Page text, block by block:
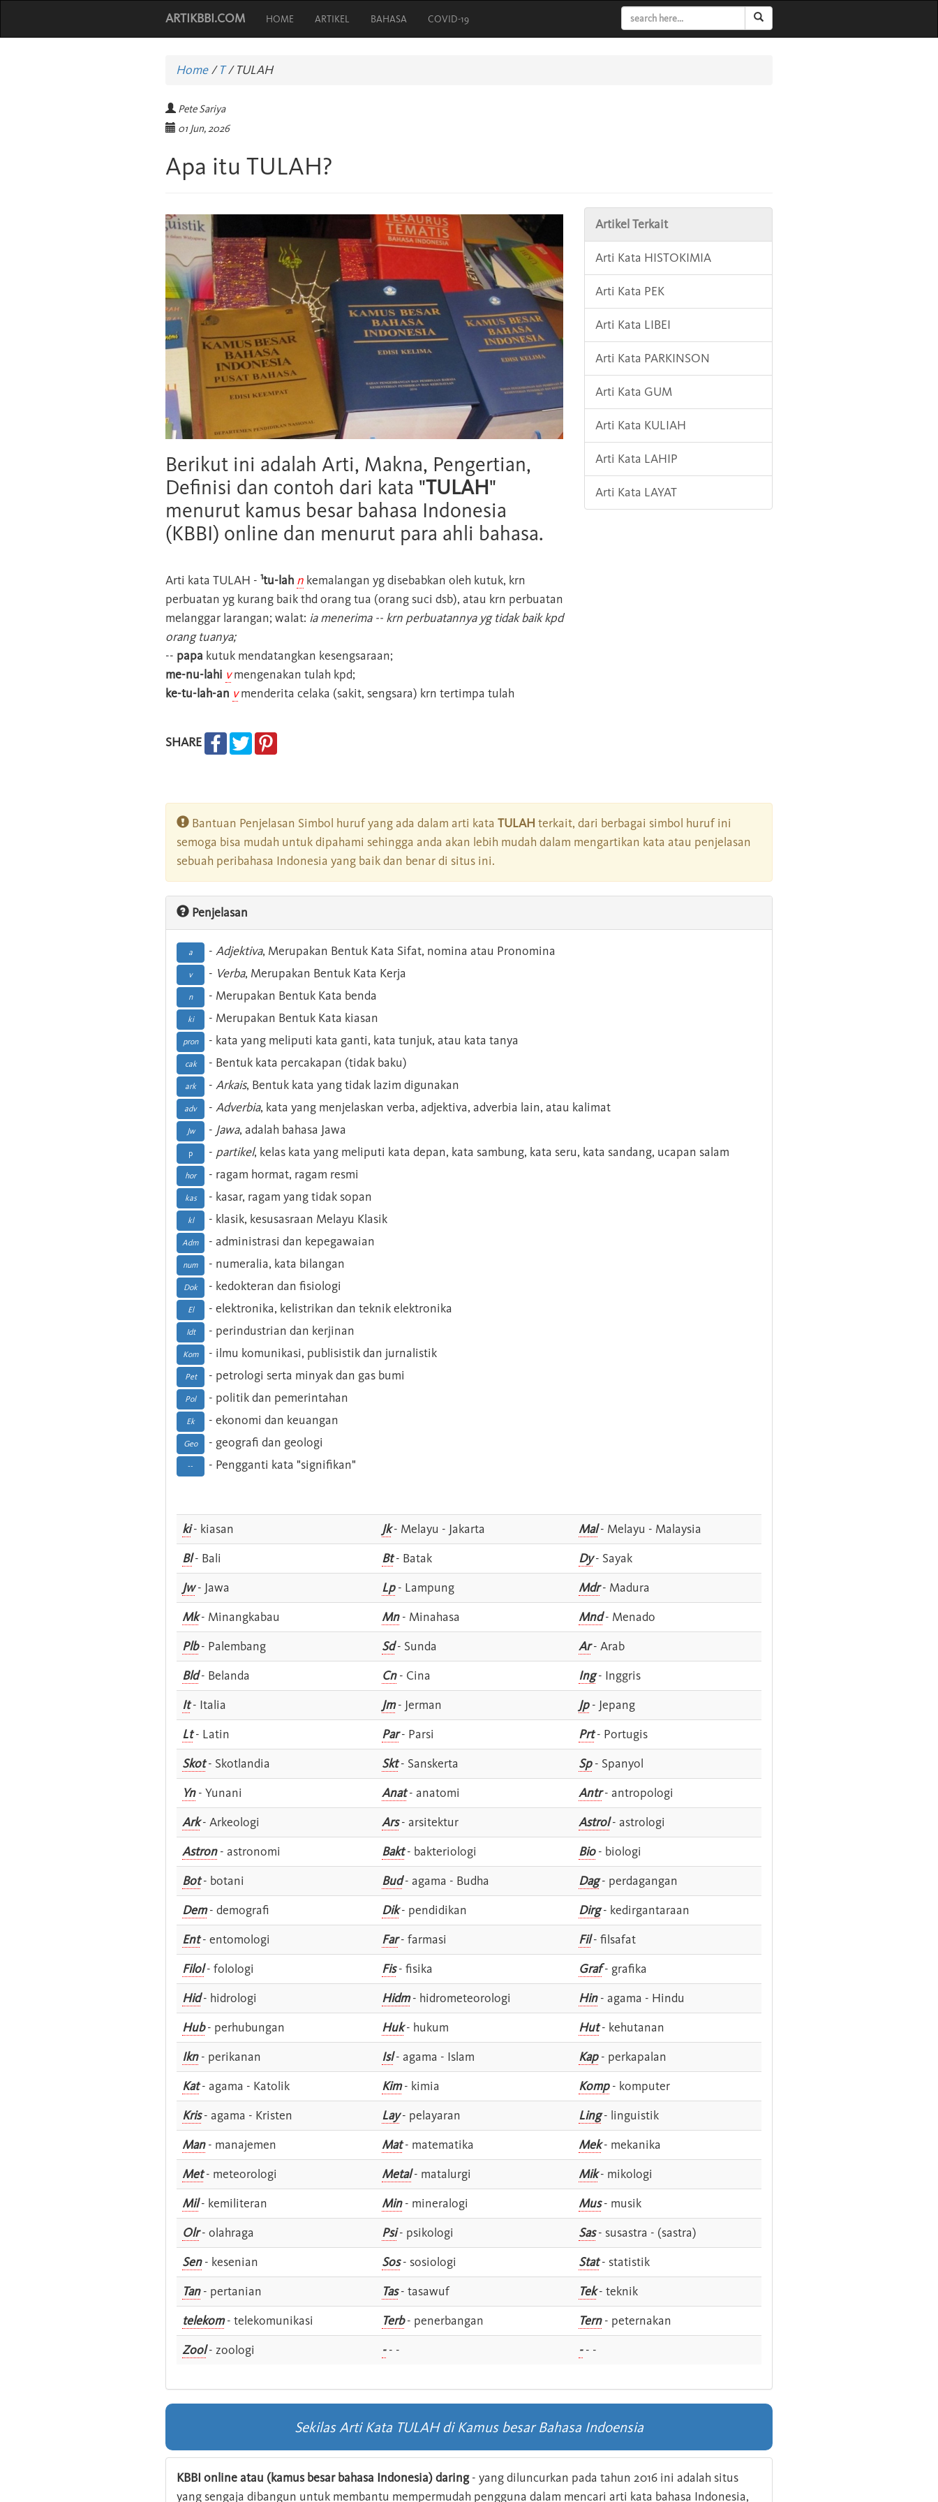
ARTIKBBI.COM HOME ARTIKEL BAHASA COVID-19
Home/T /TULAH
Pete Sariya
01 Jun, 2026
Apa itu TULAH?
Berikut ini adalah Arti, Makna, Pengertian,
Definisi dan contoh dari kata "TULAH"
menurut kamus besar bahasa Indonesia
(KBBI) online dan menurut para ahli bahasa.
Arti kata TULAH - 1tu-lah n kemalangan yg disebabkan oleh kutuk, krn
perbuatan yg kurang baik thd orang tua (orang suci dsb), atau krn perbuatan
melanggar larangan; walat: ia menerima -- krn perbuatannya yg tidak baik kpd
orang tuanya;
-- papa kutuk mendatangkan kesengsaraan;
me-nu-lahi vmengenakan tulah kpd;
ke-tu-lah-an vmenderita celaka (sakit, sengsara) krn tertimpa tulah
SHARE
Artikel Terkait
Arti Kata HISTOKIMIA
Arti Kata PEK
Arti Kata LIBEI
Arti Kata PARKINSON
Arti Kata GUM
Arti Kata KULIAH
Arti Kata LAHIP
Arti Kata LAYAT
Bantuan Penjelasan Simbol huruf yang ada dalam arti kata TULAH terkait, dari berbagai simbol huruf ini
semoga bisa mudah untuk dipahami sehingga anda akan lebih mudah dalam mengartikan kata atau penjelasan
sebuah peribahasa Indonesia yang baik dan benar di situs ini.
Penjelasan
a - Adjektiva, Merupakan Bentuk Kata Sifat, nomina atau Pronomina
v - Verba, Merupakan Bentuk Kata Kerja
n - Merupakan Bentuk Kata benda
ki - Merupakan Bentuk Kata kiasan
pron - kata yang meliputi kata ganti, kata tunjuk, atau kata tanya
cak - Bentuk kata percakapan (tidak baku)
ark - Arkais, Bentuk kata yang tidak lazim digunakan
adv - Adverbia, kata yang menjelaskan verba, adjektiva, adverbia lain, atau kalimat
Jw - Jawa, adalah bahasa Jawa
p - partikel, kelas kata yang meliputi kata depan, kata sambung, kata seru, kata sandang, ucapan salam
hor - ragam hormat, ragam resmi
kas - kasar, ragam yang tidak sopan
kl - klasik, kesusasraan Melayu Klasik
Adm - administrasi dan kepegawaian
num - numeralia, kata bilangan
Dok - kedokteran dan fisiologi
El - elektronika, kelistrikan dan teknik elektronika
Idt - perindustrian dan kerjinan
Kom - ilmu komunikasi, publisistik dan jurnalistik
Pet - petrologi serta minyak dan gas bumi
Pol - politik dan pemerintahan
Ek - ekonomi dan keuangan
Geo - geografi dan geologi
-- - Pengganti kata "signifikan"
ki- kiasan Jk- Melayu - Jakarta Mal- Melayu - Malaysia
Bl- Bali Bt- Batak Dy- Sayak
Jw- Jawa Lp- Lampung Mdr- Madura
Mk- Minangkabau Mn- Minahasa Mnd- Menado
Plb- Palembang Sd- Sunda Ar- Arab
Bld- Belanda Cn- Cina Ing- Inggris
It- Italia Jm- Jerman Jp- Jepang
Lt- Latin Par- Parsi Prt- Portugis
Skot- Skotlandia Skt- Sanskerta Sp- Spanyol
Yn- Yunani Anat- anatomi Antr- antropologi
Ark- Arkeologi Ars- arsitektur Astrol- astrologi
Astron- astronomi Bakt- bakteriologi Bio- biologi
Bot- botani Bud- agama - Budha Dag- perdagangan
Dem- demografi Dik- pendidikan Dirg- kedirgantaraan
Ent- entomologi Far- farmasi Fil- filsafat
Filol- folologi Fis- fisika Graf- grafika
Hid- hidrologi Hidm- hidrometeorologi Hin- agama - Hindu
Hub- perhubungan Huk- hukum Hut- kehutanan
Ikn- perikanan Isl- agama - Islam Kap- perkapalan
Kat- agama - Katolik Kim- kimia Komp- komputer
Kris- agama - Kristen Lay- pelayaran Ling- linguistik
Man- manajemen Mat- matematika Mek- mekanika
Met- meteorologi Metal- matalurgi Mik- mikologi
Mil- kemiliteran Min- mineralogi Mus- musik
Olr- olahraga Psi- psikologi Sas- susastra - (sastra)
Sen- kesenian Sos- sosiologi Stat- statistik
Tan- pertanian Tas- tasawuf Tek- teknik
telekom- telekomunikasi Terb- penerbangan Tern- peternakan
Zool- zoologi -- - -- -
Sekilas Arti Kata TULAH di Kamus besar Bahasa Indoensia
KBBI online atau (kamus besar bahasa Indonesia) daring- yang diluncurkan pada tahun 2016 ini adalah situs
yang sengaja dibangun untuk membantu mempermudah pengguna dalam mencari arti kata bahasa Indonesia,